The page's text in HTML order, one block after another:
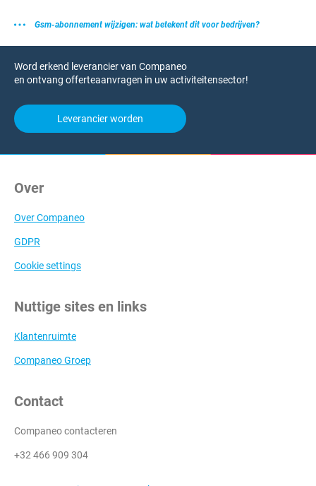
Gsm-abonnement wijzigen: wat betekent dit voor bedrijven?
Word erkend leverancier van Companeo
en ontvang offerteaanvragen in uw activiteitensector!
Leverancier worden
Over
Over Companeo
GDPR
Cookie settings
Nuttige sites en links
Klantenruimte
Companeo Groep
Contact
Companeo contacteren
+32 466 909 304